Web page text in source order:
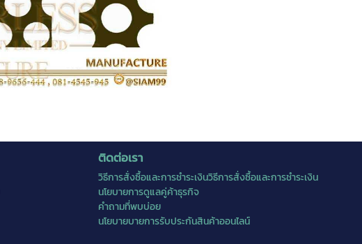
ติดต่อเรา
วิธีการสั่งซื้อและการชำระเงินวิธีการสั่งซื้อและการชำระเงิน
นโยบายการดูแลคู่ค้าธุรกิจ
คำถามที่พบบ่อย
นโยบายบายการรับประกันสินค้าออนไลน์